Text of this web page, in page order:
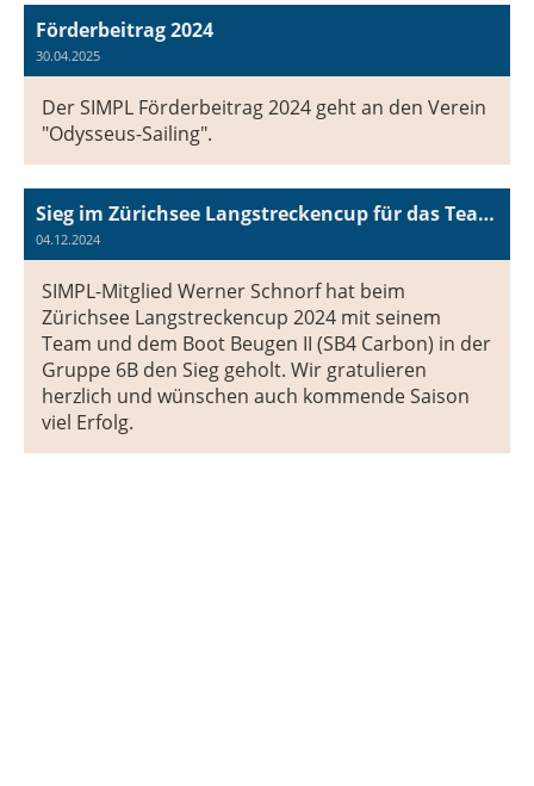
Förderbeitrag 2024
30.04.2025
Der SIMPL Förderbeitrag 2024 geht an den Verein
"Odysseus-Sailing".
Sieg im Zürichsee Langstreckencup für das Team Beugen II / SB4 Carbon unter Skipper Werner Schnorf
04.12.2024
SIMPL-Mitglied Werner Schnorf hat beim
Zürichsee Langstreckencup 2024 mit seinem
Team und dem Boot Beugen II (SB4 Carbon) in der
Gruppe 6B den Sieg geholt. Wir gratulieren
herzlich und wünschen auch kommende Saison
viel Erfolg.